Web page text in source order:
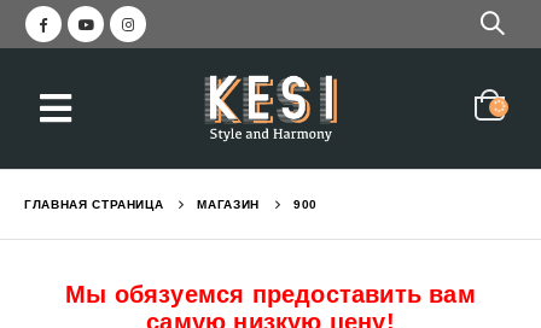
ГЛАВНАЯ СТРАНИЦА МАГАЗИН 900
Мы обязуемся предоставить вам
самую низкую цену!